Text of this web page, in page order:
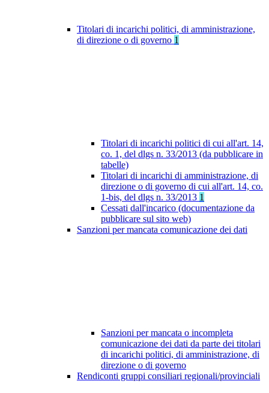
Titolari di incarichi politici, di amministrazione,
di direzione o di governo 1
Titolari di incarichi politici di cui all'art. 14,
co. 1, del dlgs n. 33/2013 (da pubblicare in
tabelle)
Titolari di incarichi di amministrazione, di
direzione o di governo di cui all'art. 14, co.
1-bis, del dlgs n. 33/2013 1
Cessati dall'incarico (documentazione da
pubblicare sul sito web)
Sanzioni per mancata comunicazione dei dati
Sanzioni per mancata o incompleta
comunicazione dei dati da parte dei titolari
di incarichi politici, di amministrazione, di
direzione o di governo
Rendiconti gruppi consiliari regionali/provinciali